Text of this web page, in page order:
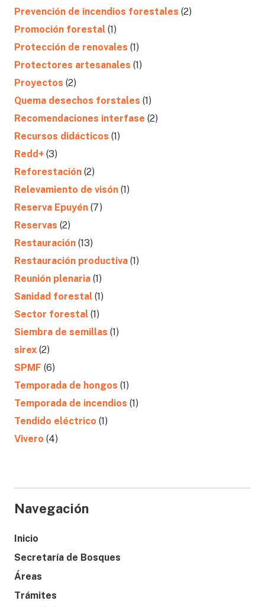
Prevención de incendios forestales (2)
Promoción forestal (1)
Protección de renovales (1)
Protectores artesanales (1)
Proyectos (2)
Quema desechos forstales (1)
Recomendaciones interfase (2)
Recursos didácticos (1)
Redd+ (3)
Reforestación (2)
Relevamiento de visón (1)
Reserva Epuyén (7)
Reservas (2)
Restauración (13)
Restauración productiva (1)
Reunión plenaria (1)
Sanidad forestal (1)
Sector forestal (1)
Siembra de semillas (1)
sirex (2)
SPMF (6)
Temporada de hongos (1)
Temporada de incendios (1)
Tendido eléctrico (1)
Vivero (4)
Navegación
Inicio
Secretaría de Bosques
Áreas
Trámites